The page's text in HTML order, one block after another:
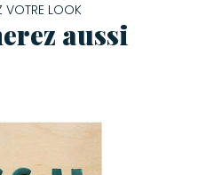
VOTRE LOOK
aussi